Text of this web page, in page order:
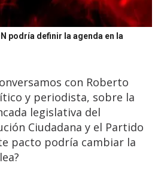
podría definir la agenda en la
con Roberto
y periodista, sobre la
legislativa del
Ciudadana y el Partido
pacto podría cambiar la